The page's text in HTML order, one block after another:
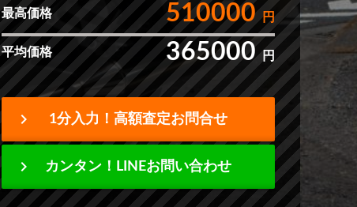
最高価格 510000 円
平均価格 365000 円
chevron_right 1分入力！高額査定お問合せ
chevron_right カンタン！LINEお問い合わせ